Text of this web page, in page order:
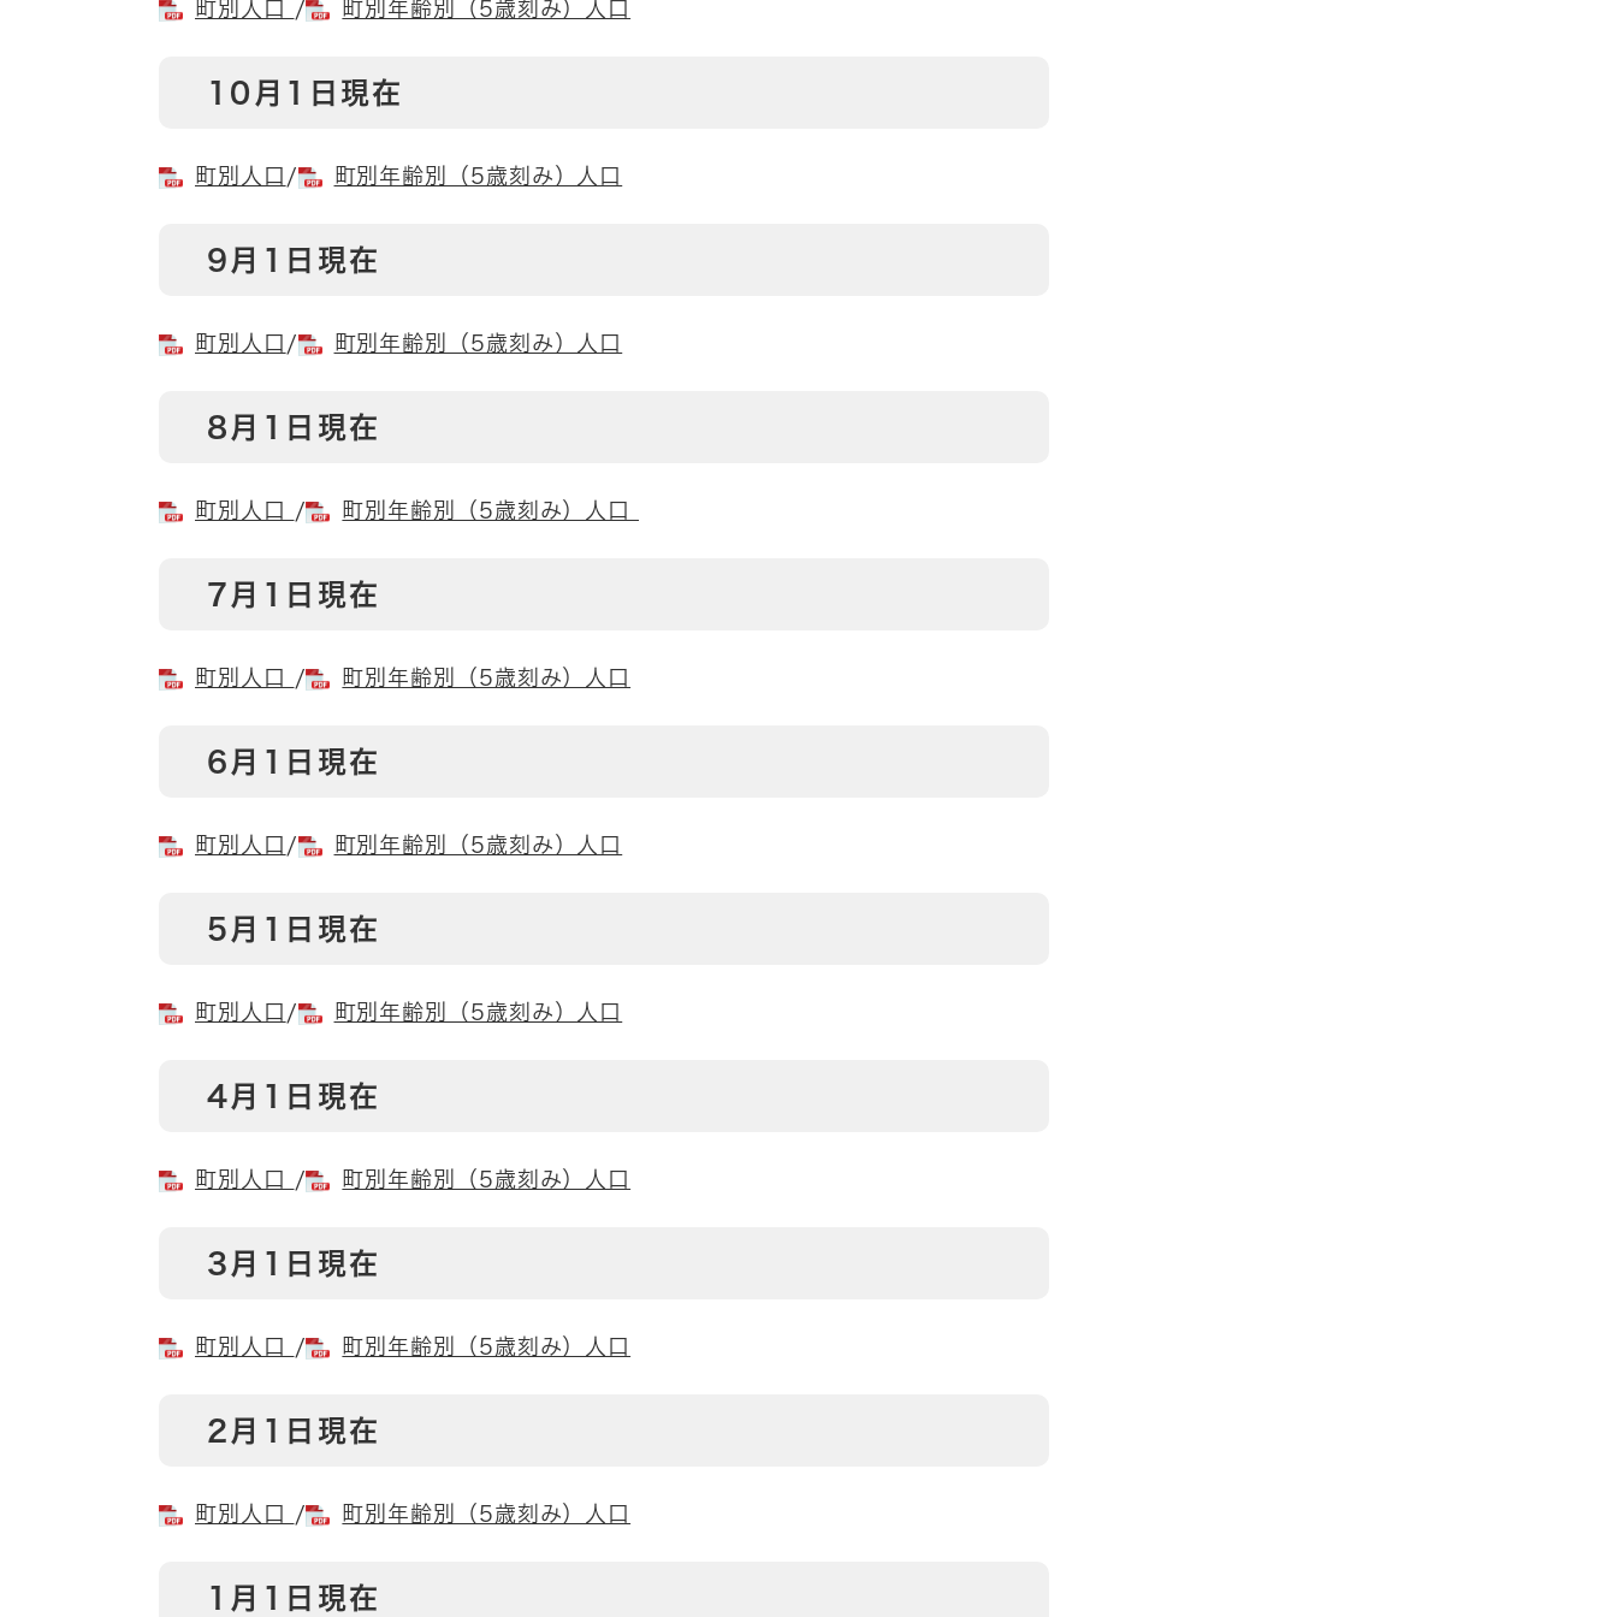
町別人口 / 町別年齢別（5歳刻み）人口
10月1日現在
町別人口 / 町別年齢別（5歳刻み）人口
9月1日現在
町別人口 / 町別年齢別（5歳刻み）人口
8月1日現在
町別人口 / 町別年齢別（5歳刻み）人口
7月1日現在
町別人口 / 町別年齢別（5歳刻み）人口
6月1日現在
町別人口 / 町別年齢別（5歳刻み）人口
5月1日現在
町別人口 / 町別年齢別（5歳刻み）人口
4月1日現在
町別人口 / 町別年齢別（5歳刻み）人口
3月1日現在
町別人口 / 町別年齢別（5歳刻み）人口
2月1日現在
町別人口 / 町別年齢別（5歳刻み）人口
1月1日現在